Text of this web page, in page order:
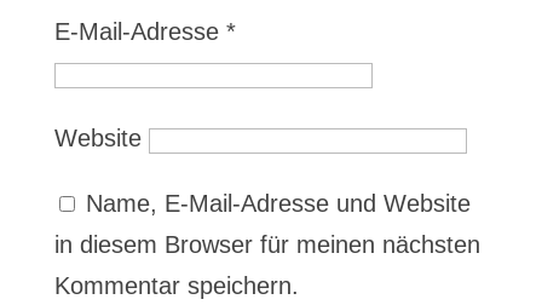
E-Mail-Adresse *
Website
Name, E-Mail-Adresse und Website
in diesem Browser für meinen nächsten
Kommentar speichern.